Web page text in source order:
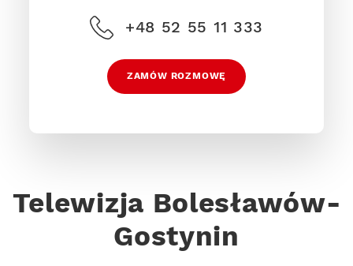
+48 52 55 11 333
ZAMÓW ROZMOWĘ
Telewizja Bolesławów-
Gostynin